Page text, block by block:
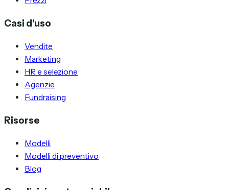
Casi d'uso
Vendite
Marketing
HR e selezione
Agenzie
Fundraising
Risorse
Modelli
Modelli di preventivo
Blog